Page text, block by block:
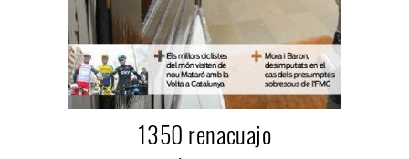
1350 renacuajo